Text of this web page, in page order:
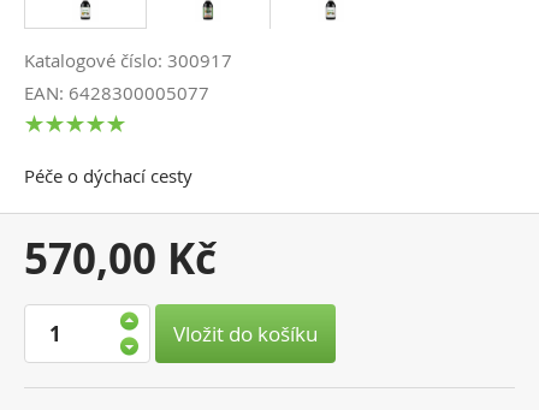
Katalogové číslo: 300917
EAN: 6428300005077
Péče o dýchací cesty
Vaše
cena:
570,00 Kč
Vložit do košíku